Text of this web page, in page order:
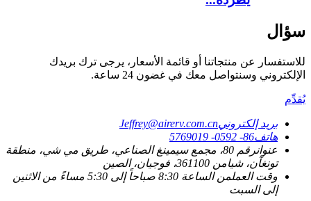
سؤال
للاستفسار عن منتجاتنا أو قائمة الأسعار، يرجى ترك بريدك
الإلكتروني وسنتواصل معك في غضون 24 ساعة.
يُقدِّم
بريد إلكترونيJeffrey@airerv.com.cn
هاتف86- 0592- 5769019
عنوان
رقم 80، مجمع سيمينغ الصناعي، طريق مي شي، منطقة
تونغآن، شيامن 361100، فوجيان، الصين
وقت العمل
من الساعة 8:30 صباحاً إلى 5:30 مساءً من الاثنين
إلى السبت